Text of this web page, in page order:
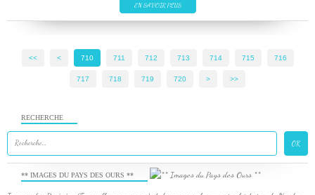
EN SAVOIR PLUS
<< < 700
710 711 712 713 714 715 716
717 718 719 720 730
740
750
760
770
780
790
800
900
1000
1100
> >>
RECHERCHE
** IMAGES DU PAYS DES OURS **